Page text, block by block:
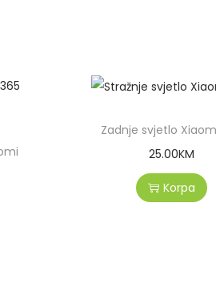
Zadnje svjetlo
25.00KM
Korpa